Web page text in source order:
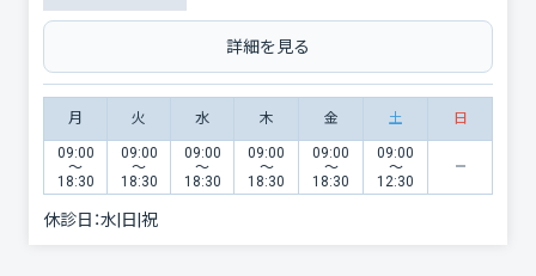
詳細を見る
月 火 水 木 金 土 日
09:00
〜
18:30
09:00
〜
18:30
09:00
〜
18:30
09:00
〜
18:30
09:00
〜
18:30
09:00
〜
12:30
休診日：水|日|祝